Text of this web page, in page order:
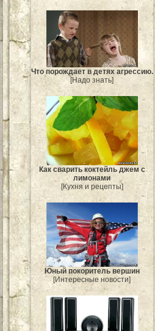
Что порождает в детях агрессию.
[Надо знать]
Как сварить коктейль джем с
лимонами
[Кухня и рецепты]
Юный покоритель вершин
[Интересные новости]